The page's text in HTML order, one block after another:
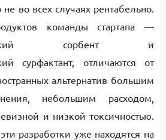
во всех случаях рентабельно.
команды стартапа —
сорбент и
сурфактант, отличаются от
альтернатив большим
небольшим расходом,
и низкой токсичностью.
разработки уже находятся на